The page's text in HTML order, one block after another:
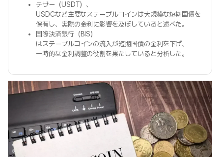
テザー（USDT）、
USDCなど主要なステーブルコインは大規模な短期国債を
保有し、実際の金利に影響を及ぼしていると述べた。
国際決済銀行（BIS）
はステーブルコインの流入が短期国債の金利を下げ、
一時的な金利調整の役割を果たしていると分析した。